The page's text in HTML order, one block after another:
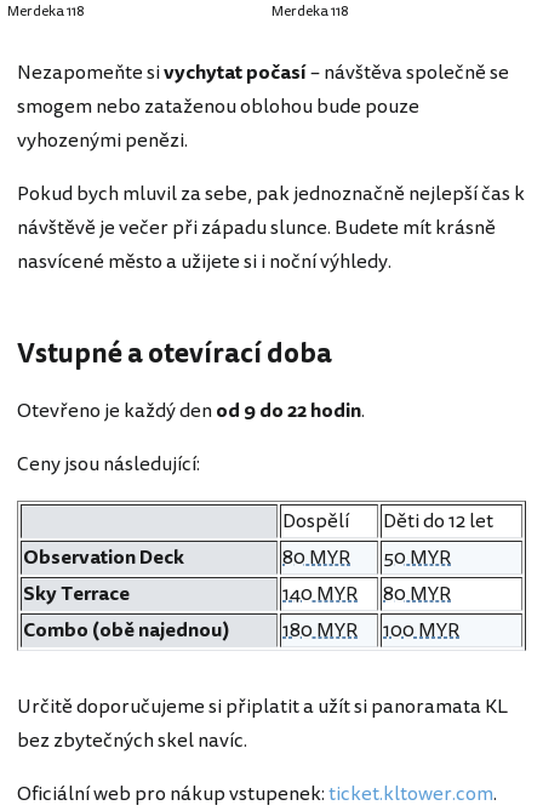
Merdeka 118 Merdeka 118
Nezapomeňte sivychytat počasí– návštěva společně se
smogem nebo zataženou oblohou bude pouze
vyhozenými penězi.
Pokud bych mluvil za sebe, pak jednoznačně nejlepší čas k
návštěvě je večer při západu slunce. Budete mít krásně
nasvícené město a užijete si i noční výhledy.
Vstupné a otevírací doba
Otevřeno je každý denod 9 do 22 hodin.
Ceny jsou následující:
Dospělí
Děti do 12 let
Observation Deck
80 MYR
50 MYR
Sky Terrace
140 MYR
80 MYR
Combo (obě najednou)
180 MYR 100 MYR
Určitě doporučujeme si připlatit a užít si panoramata KL
bez zbytečných skel navíc.
Oficiální web pro nákup vstupenek:ticket.kltower.com.